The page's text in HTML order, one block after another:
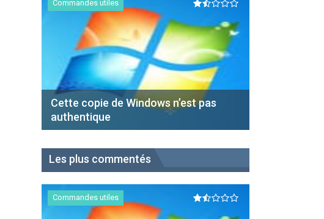
Commandes utiles
Cette copie de Windows n’est pas
authentique
Les plus commentés
Commandes utiles